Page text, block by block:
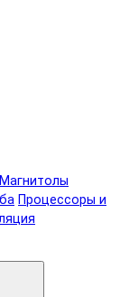
Магнитолы
Процессоры и